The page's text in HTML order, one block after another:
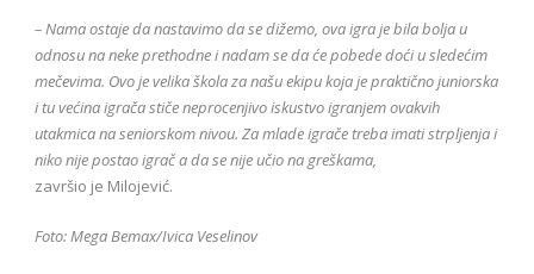
– Nama ostaje da nastavimo da se dižemo, ova igra je bila bolja u
odnosu na neke prethodne i nadam se da će pobede doći u sledećim
mečevima. Ovo je velika škola za našu ekipu koja je praktično juniorska
i tu većina igrača stiče neprocenjivo iskustvo igranjem ovakvih
utakmica na seniorskom nivou. Za mlade igrače treba imati strpljenja i
niko nije postao igrač a da se nije učio na greškama,
završio je Milojević.
Foto: Mega Bemax/Ivica Veselinov